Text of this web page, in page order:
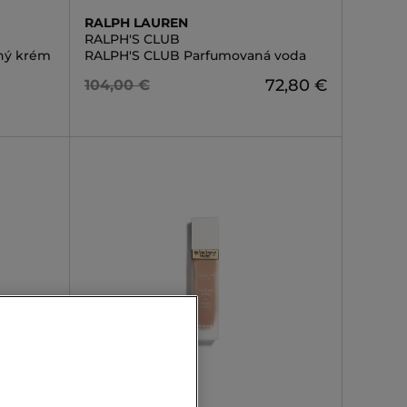
krém
RALPH LAUREN
RALPH'S CLUB
RALPH'S CLUB Parfumovaná voda
104,00 € 72,80 €